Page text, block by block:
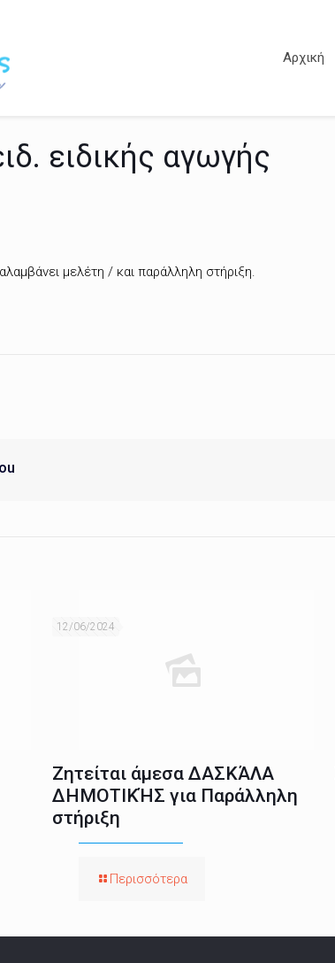
Αρχική
ειδικής αγωγής
μελέτη / και παράλληλη στήριξη.
12/06/2024
Ζητείται άμεσα ΔΑΣΚΆΛΑ
ΔΗΜΟΤΙΚΉΣ για Παράλληλη
στήριξη
Περισσότερα